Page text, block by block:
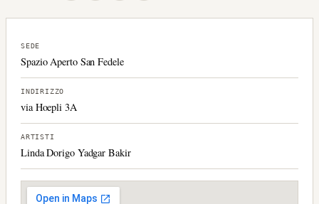
SEDE
Spazio Aperto San Fedele
INDIRIZZO
via Hoepli 3A
ARTISTI
Linda Dorigo Yadgar Bakir